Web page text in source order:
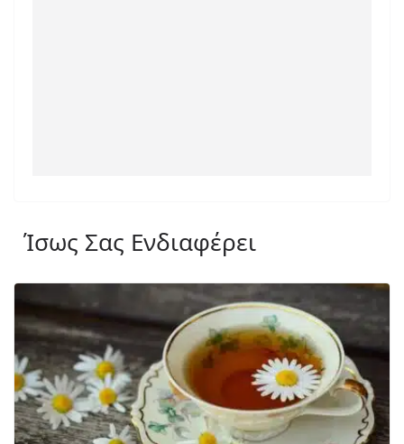
Ίσως Σας Ενδιαφέρει